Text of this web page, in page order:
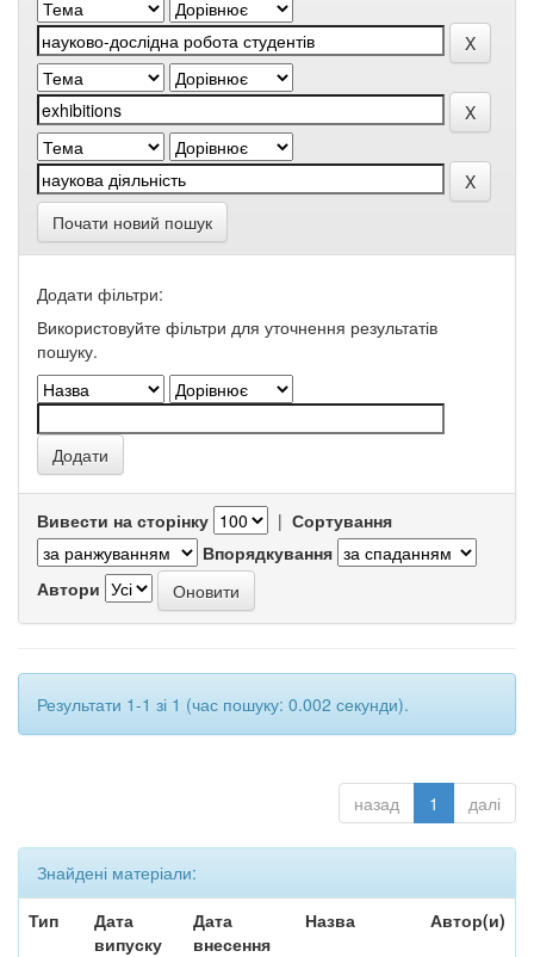
Почати новий пошук
Додати фільтри:
Використовуйте фільтри для уточнення результатів
пошуку.
Вивести на сторінку | Сортування
Впорядкування
Автори
Результати 1-1 зі 1 (час пошуку: 0.002 секунди).
назад 1 далі
Знайдені матеріали:
Тип
Дата
випуску
Дата
внесення
Назва Автор(и)